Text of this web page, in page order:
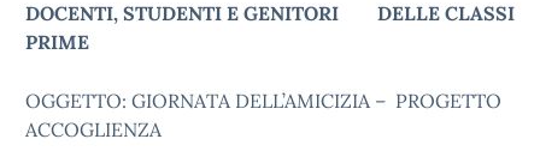
DOCENTI, STUDENTI E GENITORI
DELLE CLASSI
PRIME
OGGETTO: GIORNATA DELL’AMICIZIA – PROGETTO
ACCOGLIENZA